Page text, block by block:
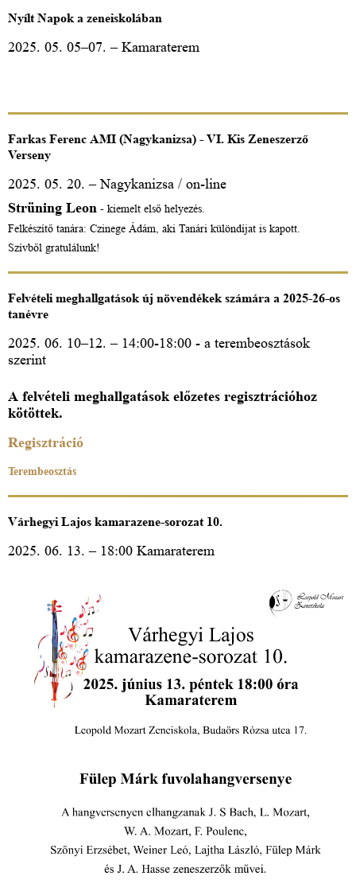
Nyílt Napok a zeneiskolában
2025. 05. 05–07. – Kamaraterem
Farkas Ferenc AMI (Nagykanizsa) - VI. Kis Zeneszerző
Verseny
2025. 05. 20. – Nagykanizsa / on-line
Strüning Leon - kiemelt első helyezés.
Felkészítő tanára: Czinege Ádám, aki Tanári különdíjat is kapott.
Szívből gratulálunk!
Felvételi meghallgatások új növendékek számára a 2025-26-os
tanévre
2025. 06. 10–12. – 14:00-18:00 - a terembeosztások
szerint
A felvételi meghallgatások előzetes regisztrációhoz
kötöttek.
Regisztráció
Terembeosztás
Várhegyi Lajos kamarazene-sorozat 10.
2025. 06. 13. – 18:00 Kamaraterem